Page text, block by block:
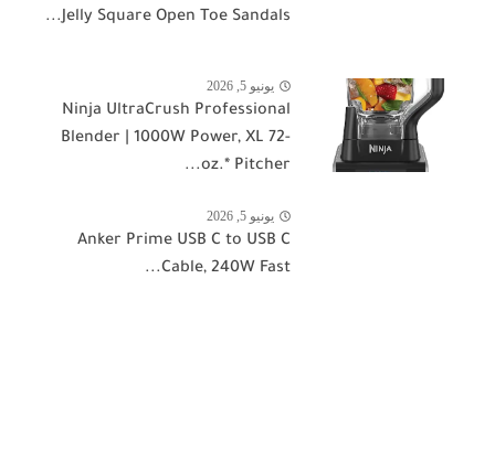
Jelly Square Open Toe Sandals...
يونيو 5, 2026
Ninja UltraCrush Professional
Blender | 1000W Power, XL 72-
oz.* Pitcher...
يونيو 5, 2026
Anker Prime USB C to USB C
Cable, 240W Fast...